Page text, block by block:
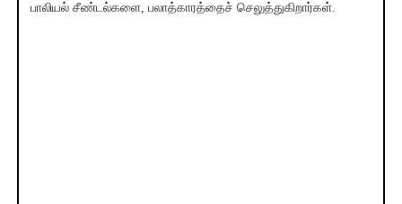
பாலியல் சீண்டல்களை, பலாத்காரத்தைச் செலுத்துகிறார்கள்.